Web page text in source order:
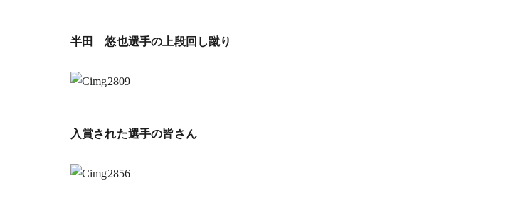
半田 悠也選手の上段回し蹴り
入賞された選手の皆さん